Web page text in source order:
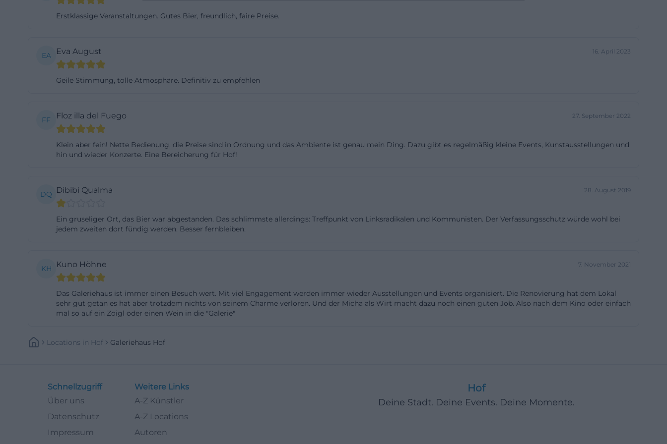
der Stadt mitzudenken: Zur Filmtage-Woche verbreiten Festival und Stadtmarketing
Künstler miteinander agieren oder welche Art Beleuchtung und Deko vor Ort üblich
Kooperationspartner. So lässt sich vorab sehr konkret erspüren, was einen am jeweiligen
Atmosphäre und betonen wiederholt die Kombination aus freundlichem Service, fairen
Preisen und stimmigem Ambiente. Einzelne Stimmen heben hervor, dass die Bar klein,
unkomplizierte Abende mit guter Musik. Dass das Galeriehaus im Kontext der Hofer
Filmtage als Wiege des Festivals und als bis heute wichtiger Treffpunkt beschrieben
wird, korrespondiert mit dieser Wahrnehmung: Der Ort ist nicht bloß Bar, sondern auch
Publikum entstehen. Aus solchen Rückmeldungen lässt sich ein verlässliches Bild
niedrigschwelligen Zugang finden, der ohne Dresscode und Künstlichkeit auskommt.
Wer Austausch sucht, wird ihn finden – ob bei einem Konzert, einem offenen Treff oder
einfach am Tresen. Wichtig ist der Hinweis, dass es keine klassische Bestuhlungslogik
Erstklassige Veranstaltungen. Gutes Bier, freundlich, faire Preise.
EA Eva August 16. April 2023
Geile Stimmung, tolle Atmosphäre. Definitiv zu empfehlen
FF Floz illa del Fuego 27. September 2022
Klein aber fein! Nette Bedienung, die Preise sind in Ordnung und das Ambiente ist genau mein Ding. Dazu gibt es regelmäßig kleine Events, Kunstausstellungen und
hin und wieder Konzerte. Eine Bereicherung für Hof!
DQ Dibibi Qualma 28. August 2019
Ein gruseliger Ort, das Bier war abgestanden. Das schlimmste allerdings: Treffpunkt von Linksradikalen und Kommunisten. Der Verfassungsschutz würde wohl bei
jedem zweiten dort fündig werden. Besser fernbleiben.
KH Kuno Höhne 7. November 2021
Das Galeriehaus ist immer einen Besuch wert. Mit viel Engagement werden immer wieder Ausstellungen und Events organisiert. Die Renovierung hat dem Lokal
sehr gut getan es hat aber trotzdem nichts von seinem Charme verloren. Und der Micha als Wirt macht dazu noch einen guten Job. Also nach dem Kino oder einfach
mal so auf ein Zoigl oder einen Wein in die "Galerie"
Locations In Hof Galeriehaus Hof
Schnellzugriff
Über uns
Datenschutz
Impressum
Weitere Links
A-Z Künstler
A-Z Locations
Autoren
Hof
Deine Stadt. Deine Events. Deine Momente.